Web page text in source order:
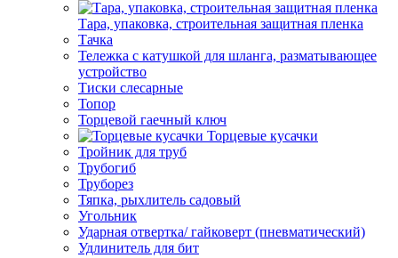
Тара, упаковка, строительная защитная пленка
Тачка
Тележка с катушкой для шланга, разматывающее
устройство
Тиски слесарные
Топор
Торцевой гаечный ключ
Торцевые кусачки
Тройник для труб
Трубогиб
Труборез
Тяпка, рыхлитель садовый
Угольник
Ударная отвертка/ гайковерт (пневматический)
Удлинитель для бит